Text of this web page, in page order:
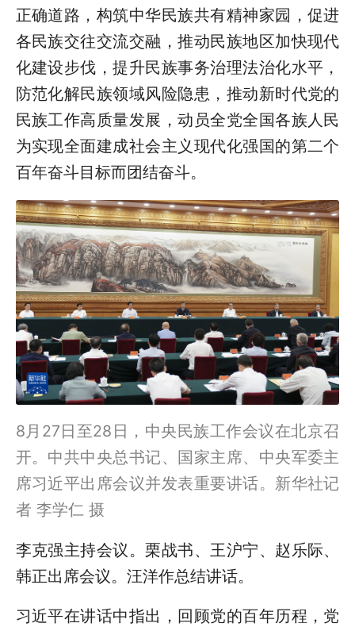
正确道路，构筑中华民族共有精神家园，促进
各民族交往交流交融，推动民族地区加快现代
化建设步伐，提升民族事务治理法治化水平，
防范化解民族领域风险隐患，推动新时代党的
民族工作高质量发展，动员全党全国各族人民
为实现全面建成社会主义现代化强国的第二个
百年奋斗目标而团结奋斗。
8月27日至28日，中央民族工作会议在北京召
开。中共中央总书记、国家主席、中央军委主
席习近平出席会议并发表重要讲话。新华社记
者 李学仁 摄
李克强主持会议。栗战书、王沪宁、赵乐际、
韩正出席会议。汪洋作总结讲话。
习近平在讲话中指出，回顾党的百年历程，党